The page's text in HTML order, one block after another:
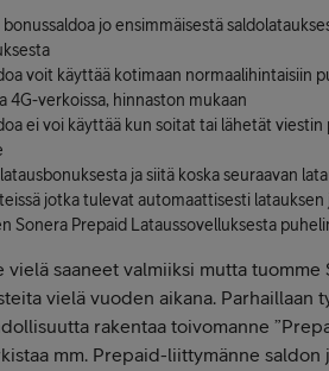
jo ensimmäisestä
voit käyttää kotimaan normaalihintaisiin
4G-verkoissa, hinnaston mukaan
ei voi käyttää kun soitat tai lähetät
ja siitä koska seuraavan
jotka tulevat automaattisesti
Sonera Prepaid Lataussovelluksesta
vielä saaneet valmiiksi mutta
vielä vuoden aikana. Parhaillaan
rakentaa toivomanne
mm. Prepaid-liittymänne saldon